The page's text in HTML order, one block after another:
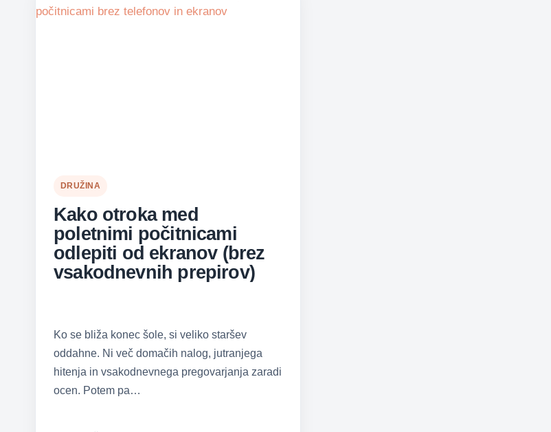
DRUŽINA
Kako otroka med
poletnimi počitnicami
odlepiti od ekranov (brez
vsakodnevnih prepirov)
Ko se bliža konec šole, si veliko staršev
oddahne. Ni več domačih nalog, jutranjega
hitenja in vsakodnevnega pregovarjanja zaradi
ocen. Potem pa…